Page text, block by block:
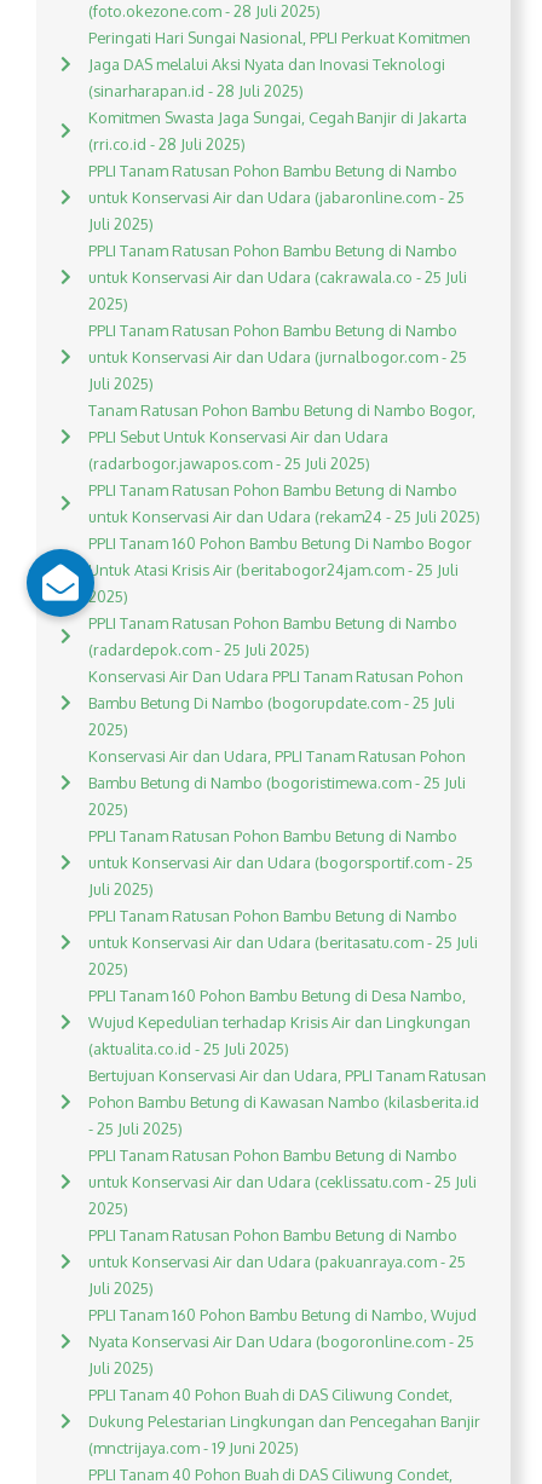
(foto.okezone.com - 28 Juli 2025)
Peringati Hari Sungai Nasional, PPLI Perkuat Komitmen
Jaga DAS melalui Aksi Nyata dan Inovasi Teknologi
(sinarharapan.id - 28 Juli 2025)
Komitmen Swasta Jaga Sungai, Cegah Banjir di Jakarta
(rri.co.id - 28 Juli 2025)
PPLI Tanam Ratusan Pohon Bambu Betung di Nambo
untuk Konservasi Air dan Udara (jabaronline.com - 25
Juli 2025)
PPLI Tanam Ratusan Pohon Bambu Betung di Nambo
untuk Konservasi Air dan Udara (cakrawala.co - 25 Juli
2025)
PPLI Tanam Ratusan Pohon Bambu Betung di Nambo
untuk Konservasi Air dan Udara (jurnalbogor.com - 25
Juli 2025)
Tanam Ratusan Pohon Bambu Betung di Nambo Bogor,
PPLI Sebut Untuk Konservasi Air dan Udara
(radarbogor.jawapos.com - 25 Juli 2025)
PPLI Tanam Ratusan Pohon Bambu Betung di Nambo
untuk Konservasi Air dan Udara (rekam24 - 25 Juli 2025)
PPLI Tanam 160 Pohon Bambu Betung Di Nambo Bogor
Untuk Atasi Krisis Air (beritabogor24jam.com - 25 Juli
2025)
PPLI Tanam Ratusan Pohon Bambu Betung di Nambo
(radardepok.com - 25 Juli 2025)
Konservasi Air Dan Udara PPLI Tanam Ratusan Pohon
Bambu Betung Di Nambo (bogorupdate.com - 25 Juli
2025)
Konservasi Air dan Udara, PPLI Tanam Ratusan Pohon
Bambu Betung di Nambo (bogoristimewa.com - 25 Juli
2025)
PPLI Tanam Ratusan Pohon Bambu Betung di Nambo
untuk Konservasi Air dan Udara (bogorsportif.com - 25
Juli 2025)
PPLI Tanam Ratusan Pohon Bambu Betung di Nambo
untuk Konservasi Air dan Udara (beritasatu.com - 25 Juli
2025)
PPLI Tanam 160 Pohon Bambu Betung di Desa Nambo,
Wujud Kepedulian terhadap Krisis Air dan Lingkungan
(aktualita.co.id - 25 Juli 2025)
Bertujuan Konservasi Air dan Udara, PPLI Tanam Ratusan
Pohon Bambu Betung di Kawasan Nambo (kilasberita.id
- 25 Juli 2025)
PPLI Tanam Ratusan Pohon Bambu Betung di Nambo
untuk Konservasi Air dan Udara (ceklissatu.com - 25 Juli
2025)
PPLI Tanam Ratusan Pohon Bambu Betung di Nambo
untuk Konservasi Air dan Udara (pakuanraya.com - 25
Juli 2025)
PPLI Tanam 160 Pohon Bambu Betung di Nambo, Wujud
Nyata Konservasi Air Dan Udara (bogoronline.com - 25
Juli 2025)
PPLI Tanam 40 Pohon Buah di DAS Ciliwung Condet,
Dukung Pelestarian Lingkungan dan Pencegahan Banjir
(mnctrijaya.com - 19 Juni 2025)
PPLI Tanam 40 Pohon Buah di DAS Ciliwung Condet,